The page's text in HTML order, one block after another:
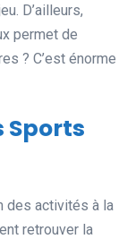
D’ailleurs,
permet de
? C’est énorme
Sports
des activités à la
retrouver la